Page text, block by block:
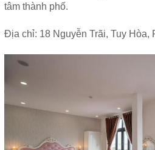
tâm thành phố.
Địa chỉ: 18 Nguyễn Trãi, Tuy Hòa,